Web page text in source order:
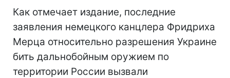
Как отмечает издание, последние
заявления немецкого канцлера Фридриха
Мерца относительно разрешения Украине
бить дальнобойным оружием по
территории России вызвали